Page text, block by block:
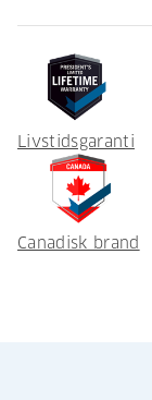
Livstidsgaranti
Canadisk brand